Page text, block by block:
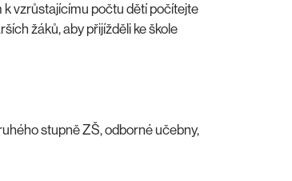
k vzrůstajícímu počtu dětí počítejte
žáků, aby přijížděli ke škole
stupně ZŠ, odborné učebny,